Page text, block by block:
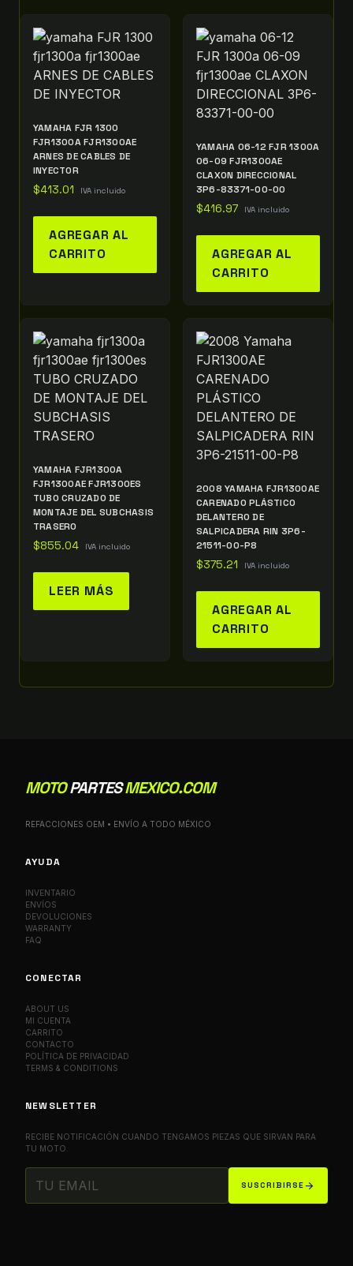
YAMAHA FJR 1300
FJR1300A FJR1300AE
ARNES DE CABLES DE
INYECTOR
$413.01 IVA incluido
AGREGAR AL
CARRITO
YAMAHA 06-12 FJR 1300A
06-09 FJR1300AE
CLAXON DIRECCIONAL
3P6-83371-00-00
$416.97 IVA incluido
AGREGAR AL
CARRITO
YAMAHA FJR1300A
FJR1300AE FJR1300ES
TUBO CRUZADO DE
MONTAJE DEL SUBCHASIS
TRASERO
$855.04 IVA incluido
LEER MÁS
2008 YAMAHA FJR1300AE
CARENADO PLÁSTICO
DELANTERO DE
SALPICADERA RIN 3P6-
21511-00-P8
$375.21 IVA incluido
AGREGAR AL
CARRITO
MOTOPARTESMEXICO.COM
REFACCIONES OEM • ENVÍO A TODO MÉXICO
AYUDA
INVENTARIO
ENVÍOS
DEVOLUCIONES
WARRANTY
FAQ
CONECTAR
ABOUT US
MI CUENTA
CARRITO
CONTACTO
POLÍTICA DE PRIVACIDAD
TERMS & CONDITIONS
NEWSLETTER
RECIBE NOTIFICACIÓN CUANDO TENGAMOS PIEZAS QUE SIRVAN PARA
TU MOTO.
SUSCRIBIRSE arrow_forward